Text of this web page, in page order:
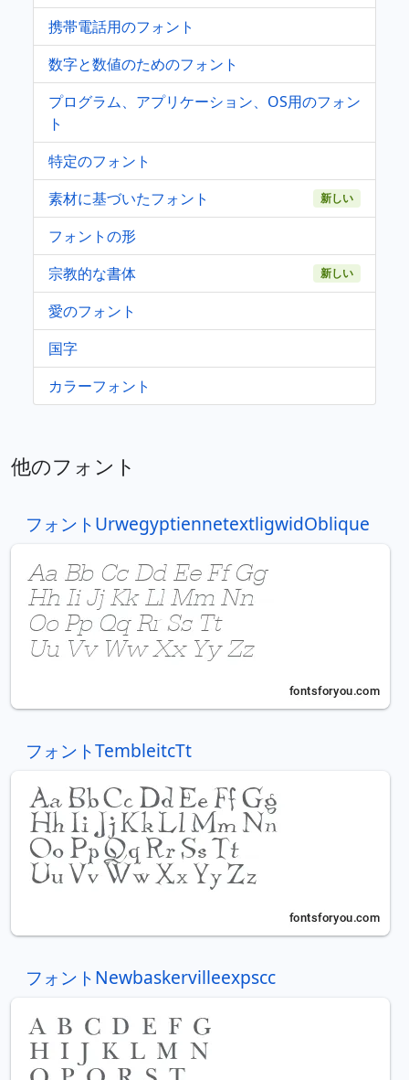
携帯電話用のフォント
数字と数値のためのフォント
プログラム、アプリケーション、OS用のフォン
ト
特定のフォント
素材に基づいたフォント
新しい
フォントの形
宗教的な書体
新しい
愛のフォント
国字
カラーフォント
他のフォント
フォントUrwegyptiennetextligwidOblique
フォントTembleitcTt
フォントNewbaskervilleexpscc